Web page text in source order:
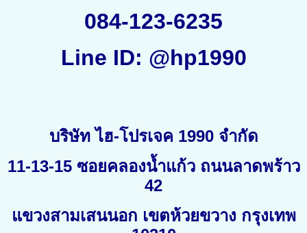
084-123-6235
Line ID: @hp1990
บริษัท ไฮ-โปรเจค 1990 จำกัด
11-13-15 ซอยคลองน้ำแก้ว ถนนลาดพร้าว
42
แขวงสามเสนนอก เขตห้วยขวาง กรุงเทพ